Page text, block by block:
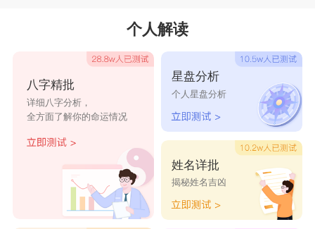
时通
个人解读
八字精批
详细八字分析，
全方面了解你的命运情况
星盘分析
个人星盘分析
姓名详批
揭秘姓名吉凶